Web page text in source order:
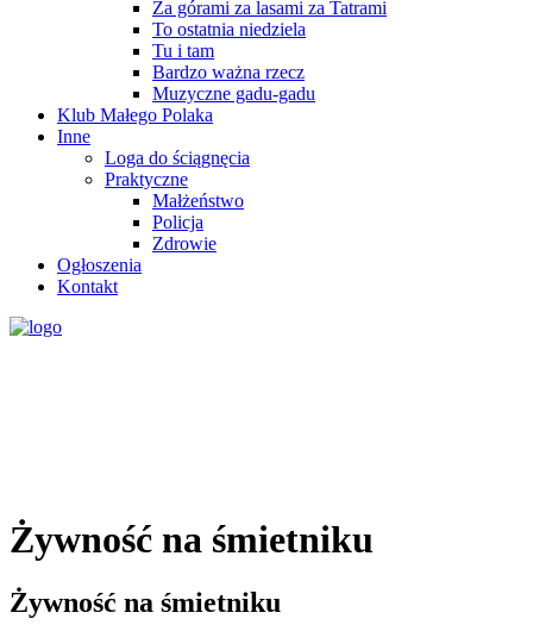
Za górami za lasami za Tatrami
To ostatnia niedziela
Tu i tam
Bardzo ważna rzecz
Muzyczne gadu-gadu
Klub Małego Polaka
Inne
Loga do ściągnęcia
Praktyczne
Małżeństwo
Policja
Zdrowie
Ogłoszenia
Kontakt
Żywność na śmietniku
Żywność na śmietniku